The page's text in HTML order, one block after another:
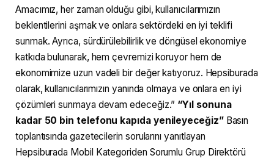
Amacımız, her zaman olduğu gibi, kullanıcılarımızın
beklentilerini aşmak ve onlara sektördeki en iyi teklifi
sunmak. Ayrıca, sürdürülebilirlik ve döngüsel ekonomiye
katkıda bulunarak, hem çevremizi koruyor hem de
ekonomimize uzun vadeli bir değer katıyoruz. Hepsiburada
olarak, kullanıcılarımızın yanında olmaya ve onlara en iyi
çözümleri sunmaya devam edeceğiz.” “Yıl sonuna
kadar 50 bin telefonu kapıda yenileyeceğiz”Basın
toplantısında gazetecilerin sorularını yanıtlayan
Hepsiburada Mobil Kategoriden Sorumlu Grup Direktörü